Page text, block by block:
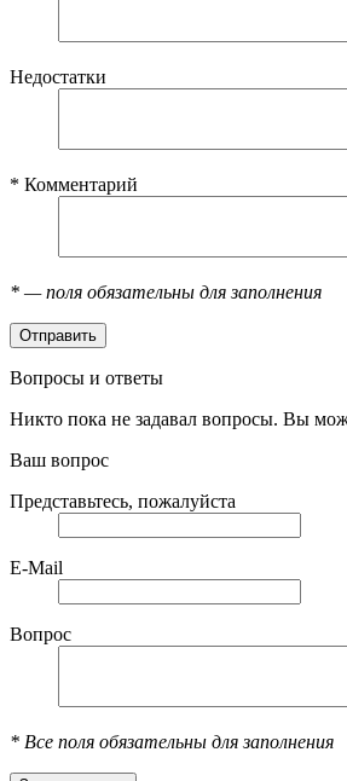
Недостатки
* Комментарий
* — поля обязательны для заполнения
Вопросы и ответы
Никто пока не задавал вопросы. Вы
Ваш вопрос
Представьтесь, пожалуйста
E-Mail
Вопрос
* Все поля обязательны для заполнения